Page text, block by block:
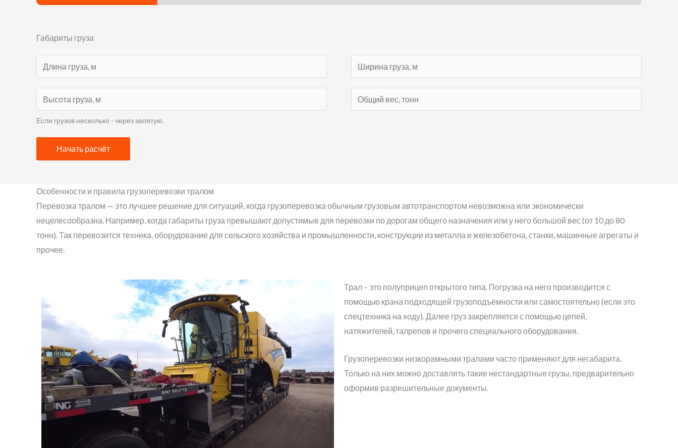
Габариты груза
Если грузов несколько - через запятую.
Начать расчёт
Особенности и правила грузоперевозки тралом
Перевозка тралом — это лучшее решение для ситуаций, когда грузоперевозка обычным грузовым автотранспортом невозможна или экономически
нецелесообразна. Например, когда габариты груза превышают допустимые для перевозки по дорогам общего назначения или у него большой вес (от 10 до 80
тонн). Так перевозится техника, оборудование для сельского хозяйства и промышленности, конструкции из металла и железобетона, станки, машинные агрегаты и
прочее.
Трал – это полуприцеп открытого типа. Погрузка на него производится с
помощью крана подходящей грузоподъёмности или самостоятельно (если это
спецтехника на ходу). Далее груз закрепляется с помощью цепей,
натяжителей, талрепов и прочего специального оборудования.
Грузоперевозки низкорамными тралами часто применяют для негабарита.
Только на них можно доставлять такие нестандартные грузы, предварительно
оформив разрешительные документы.